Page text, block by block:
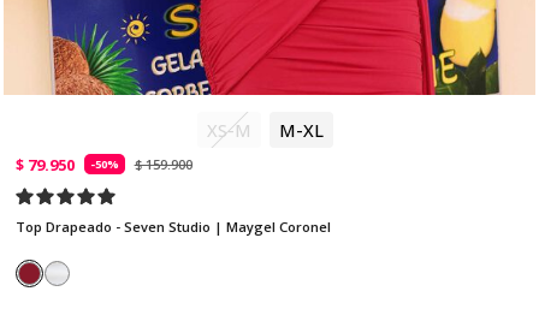
XS-M M-XL
$ 79.950 -50% $ 159.900
Top Drapeado - Seven Studio | Maygel Coronel